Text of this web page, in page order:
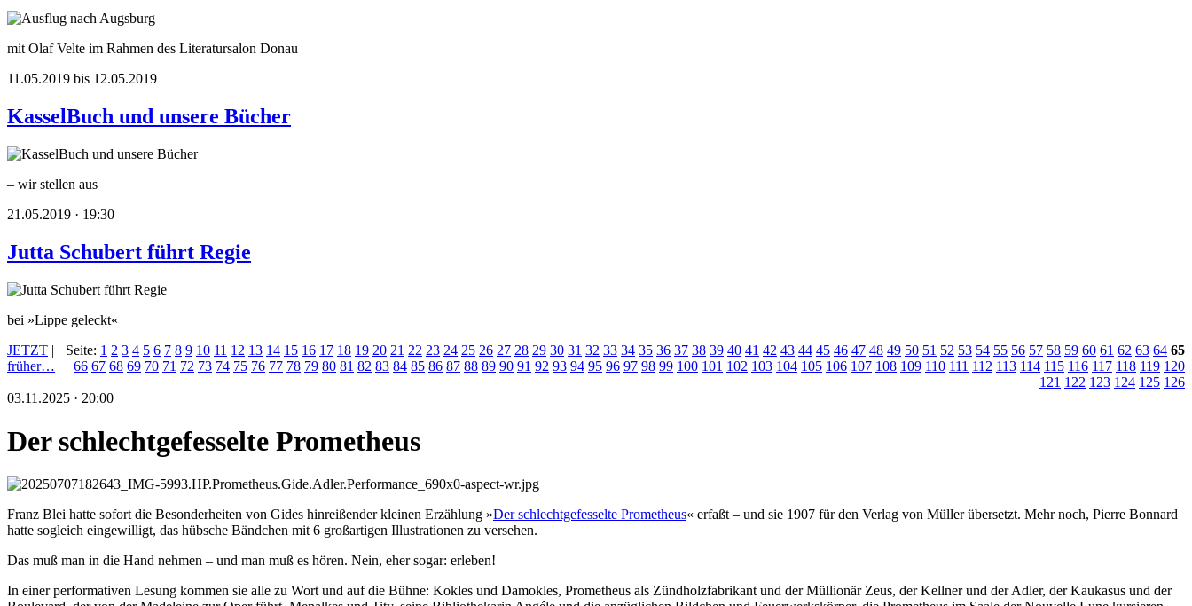
mit Olaf Velte im Rahmen des Literatursalon Donau
11.05.2019 bis 12.05.2019
KasselBuch und unsere Bücher
– wir stellen aus
21.05.2019 · 19:30
Jutta Schubert führt Regie
bei »Lippe geleckt«
JETZT |
früher…
Seite: 1 2 3 4 5 6 7 8 9 10 11 12 13 14 15 16 17 18 19 20 21 22 23 24 25 26 27 28 29 30 31 32 33 34 35 36 37 38 39 40 41 42 43 44 45 46 47 48 49 50 51 52 53 54 55 56 57 58 59 60 61 62 63 64 65
66 67 68 69 70 71 72 73 74 75 76 77 78 79 80 81 82 83 84 85 86 87 88 89 90 91 92 93 94 95 96 97 98 99 100 101 102 103 104 105 106 107 108 109 110 111 112 113 114 115 116 117 118 119 120
121 122 123 124 125 126
03.11.2025 · 20:00
Der schlechtgefesselte Prometheus
Franz Blei hatte sofort die Besonderheiten von Gides hinreißender kleinen Erzählung »Der schlechtgefesselte Prometheus« erfaßt – und sie 1907 für den Verlag von Müller übersetzt. Mehr noch, Pierre Bonnard
hatte sogleich eingewilligt, das hübsche Bändchen mit 6 großartigen Illustrationen zu versehen.
Das muß man in die Hand nehmen – und man muß es hören. Nein, eher sogar: erleben!
In einer performativen Lesung kommen sie alle zu Wort und auf die Bühne: Kokles und Damokles, Prometheus als Zündholzfabrikant und der Müllionär Zeus, der Kellner und der Adler, der Kaukasus und der